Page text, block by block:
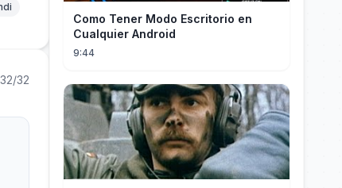
32/32
Como Tener Modo Escritorio en
Cualquier Android
9:44